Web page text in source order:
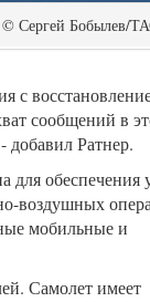
© Сергей Бобылев/
с
сообщений в
добавил Ратнер.
для обеспечения
воздушных
мобильные и
Самолет имеет